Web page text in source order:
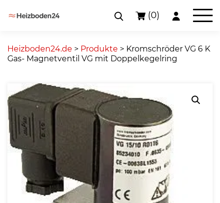
content
(0)
Heizboden24.de > Produkte > Kromschröder VG 6 K
Gas- Magnetventil VG mit Doppelkegelring